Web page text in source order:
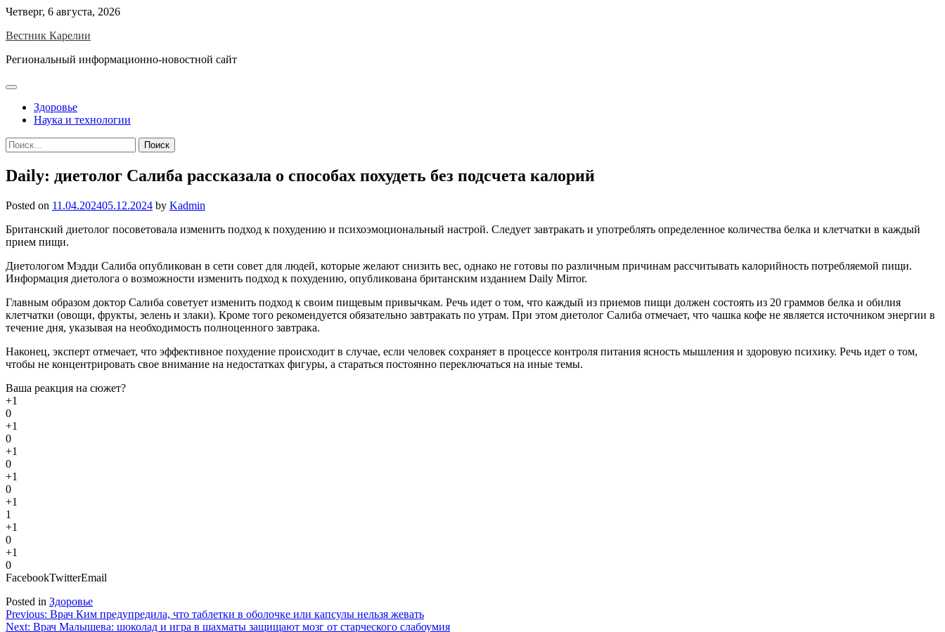
Skip
content
Четверг, 6 августа, 2026
Вестник Карелии
Региональный информационно-новостной сайт
Здоровье
Наука и технологии
Найти:
Daily: диетолог Салиба рассказала о способах похудеть без подсчета калорий
Posted on 11.04.202405.12.2024 by Kadmin
Британский диетолог посоветовала изменить подход к похудению и психоэмоциональный настрой. Следует завтракать и употреблять определенное количества белка и клетчатки в каждый
прием пищи.
Диетологом Мэдди Салиба опубликован в сети совет для людей, которые желают снизить вес, однако не готовы по различным причинам рассчитывать калорийность потребляемой пищи.
Информация диетолога о возможности изменить подход к похудению, опубликована британским изданием Daily Mirror.
Главным образом доктор Салиба советует изменить подход к своим пищевым привычкам. Речь идет о том, что каждый из приемов пищи должен состоять из 20 граммов белка и обилия
клетчатки (овощи, фрукты, зелень и злаки). Кроме того рекомендуется обязательно завтракать по утрам. При этом диетолог Салиба отмечает, что чашка кофе не является источником энергии в
течение дня, указывая на необходимость полноценного завтрака.
Наконец, эксперт отмечает, что эффективное похудение происходит в случае, если человек сохраняет в процессе контроля питания ясность мышления и здоровую психику. Речь идет о том,
чтобы не концентрировать свое внимание на недостатках фигуры, а стараться постоянно переключаться на иные темы.
Ваша реакция на сюжет?
+1
0
+1
0
+1
0
+1
0
+1
1
+1
0
+1
0
FacebookTwitterEmail
Posted in Здоровье
Навигация
Previous: Врач Ким предупредила, что таблетки в оболочке или капсулы нельзя жевать
Next: Врач Малышева: шоколад и игра в шахматы защищают мозг от старческого слабоумия